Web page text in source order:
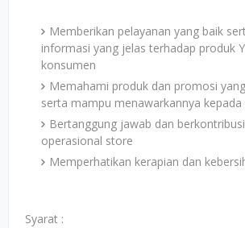
Memberikan pelayanan yang baik
informasi yang jelas terhadap produk
konsumen
Memahami produk dan promosi
serta mampu menawarkannya kepada
Bertanggung jawab dan
operasional store
Memperhatikan kerapian dan
Syarat :